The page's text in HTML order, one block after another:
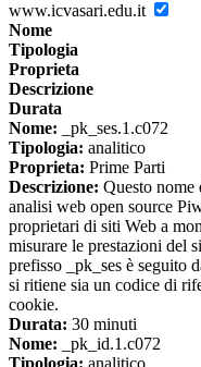
www.icvasari.edu.it
Nome
Tipologia
Proprieta
Descrizione
Durata
Nome: _pk_ses.1.c072
Tipologia: analitico
Proprieta: Prime Parti
Descrizione: Questo nome
analisi web open source
proprietari di siti Web a
misurare le prestazioni del
prefisso _pk_ses è seguito
si ritiene sia un codice di
cookie.
Durata: 30 minuti
Nome: _pk_id.1.c072